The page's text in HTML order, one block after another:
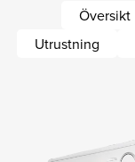
Översikt
Utrustning